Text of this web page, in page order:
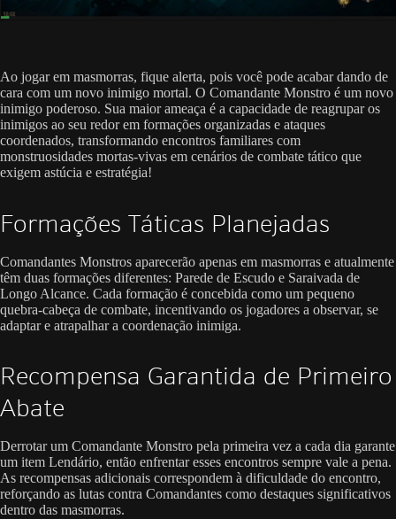
Ao jogar em masmorras, fique alerta, pois você pode acabar dando de
cara com um novo inimigo mortal. O Comandante Monstro é um novo
inimigo poderoso. Sua maior ameaça é a capacidade de reagrupar os
inimigos ao seu redor em formações organizadas e ataques
coordenados, transformando encontros familiares com
monstruosidades mortas-vivas em cenários de combate tático que
exigem astúcia e estratégia!
Formações Táticas Planejadas
Comandantes Monstros aparecerão apenas em masmorras e atualmente
têm duas formações diferentes: Parede de Escudo e Saraivada de
Longo Alcance. Cada formação é concebida como um pequeno
quebra-cabeça de combate, incentivando os jogadores a observar, se
adaptar e atrapalhar a coordenação inimiga.
Recompensa Garantida de Primeiro
Abate
Derrotar um Comandante Monstro pela primeira vez a cada dia garante
um item Lendário, então enfrentar esses encontros sempre vale a pena.
As recompensas adicionais correspondem à dificuldade do encontro,
reforçando as lutas contra Comandantes como destaques significativos
dentro das masmorras.